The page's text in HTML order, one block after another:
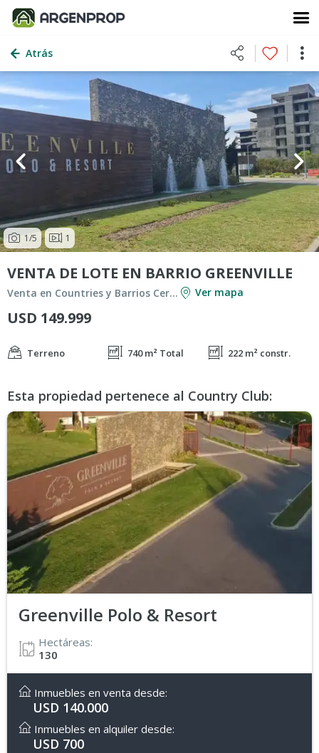
Atrás
1/5 1
VENTA DE LOTE EN BARRIO GREENVILLE
Venta en Countries y Barrios Cerrados en Berazategui Ver mapa
USD 149.999
Terreno 740 m² Total 222 m² constr.
Esta propiedad pertenece al Country Club:
Greenville Polo & Resort
Hectáreas:
130
Inmuebles en venta desde:
USD 140.000
Inmuebles en alquiler desde:
USD 700